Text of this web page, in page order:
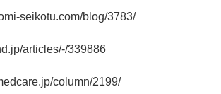
seikotu.com/blog/3783/
articles/-/339886
column/2199/